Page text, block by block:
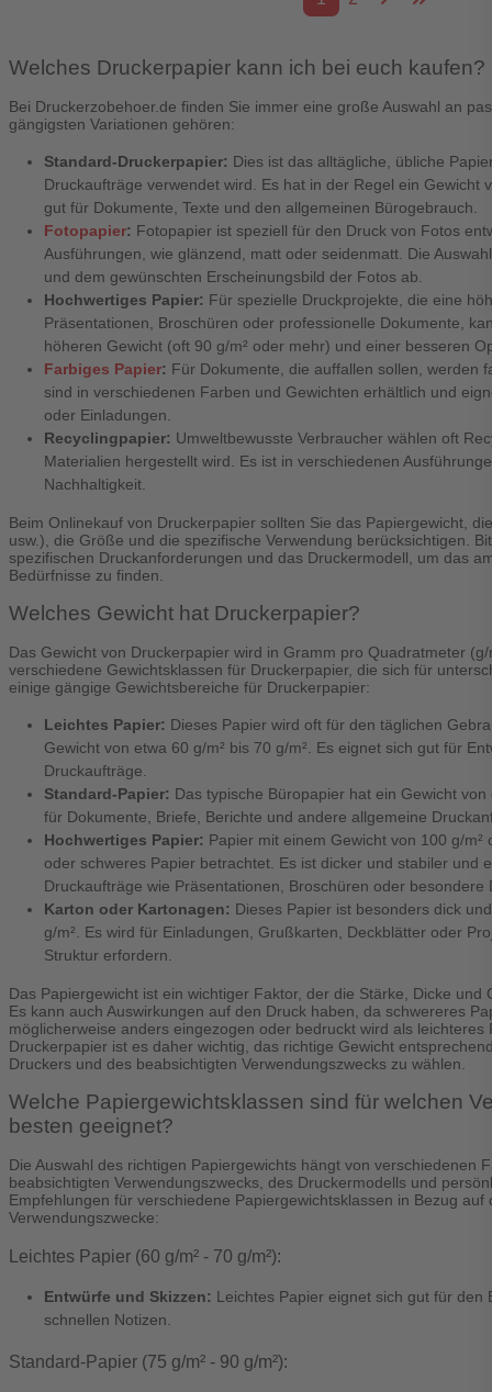
Welches Druckerpapier kann ich bei euch kaufen?
Bei Druckerzobehoer.de finden Sie immer eine große Auswahl an
gängigsten Variationen gehören:
Standard-Druckerpapier: Dies ist das alltägliche, übliche
Druckaufträge verwendet wird. Es hat in der Regel ein Gewicht
gut für Dokumente, Texte und den allgemeinen Bürogebrauch.
Fotopapier: Fotopapier ist speziell für den Druck von Fotos
Ausführungen, wie glänzend, matt oder seidenmatt. Die
und dem gewünschten Erscheinungsbild der Fotos ab.
Hochwertiges Papier: Für spezielle Druckprojekte, die eine
Präsentationen, Broschüren oder professionelle Dokumente,
höheren Gewicht (oft 90 g/m² oder mehr) und einer besseren
Farbiges Papier: Für Dokumente, die auffallen sollen, werden
sind in verschiedenen Farben und Gewichten erhältlich und
oder Einladungen.
Recyclingpapier: Umweltbewusste Verbraucher wählen oft
Materialien hergestellt wird. Es ist in verschiedenen
Nachhaltigkeit.
Beim Onlinekauf von Druckerpapier sollten Sie das Papiergewicht,
usw.), die Größe und die spezifische Verwendung berücksichtigen.
spezifischen Druckanforderungen und das Druckermodell, um das
Bedürfnisse zu finden.
Welches Gewicht hat Druckerpapier?
Das Gewicht von Druckerpapier wird in Gramm pro Quadratmeter
verschiedene Gewichtsklassen für Druckerpapier, die sich für
einige gängige Gewichtsbereiche für Druckerpapier:
Leichtes Papier: Dieses Papier wird oft für den täglichen
Gewicht von etwa 60 g/m² bis 70 g/m². Es eignet sich gut für
Druckaufträge.
Standard-Papier: Das typische Büropapier hat ein Gewicht
für Dokumente, Briefe, Berichte und andere allgemeine
Hochwertiges Papier: Papier mit einem Gewicht von 100 g/
oder schweres Papier betrachtet. Es ist dicker und stabiler und
Druckaufträge wie Präsentationen, Broschüren oder besondere
Karton oder Kartonagen: Dieses Papier ist besonders dick
g/m². Es wird für Einladungen, Grußkarten, Deckblätter oder
Struktur erfordern.
Das Papiergewicht ist ein wichtiger Faktor, der die Stärke, Dicke und
Es kann auch Auswirkungen auf den Druck haben, da schwereres
möglicherweise anders eingezogen oder bedruckt wird als leichteres
Druckerpapier ist es daher wichtig, das richtige Gewicht
Druckers und des beabsichtigten Verwendungszwecks zu wählen.
Welche Papiergewichtsklassen sind für welchen
besten geeignet?
Die Auswahl des richtigen Papiergewichts hängt von verschiedenen
beabsichtigten Verwendungszwecks, des Druckermodells und
Empfehlungen für verschiedene Papiergewichtsklassen in Bezug auf
Verwendungszwecke:
Leichtes Papier (60 g/m² - 70 g/m²):
Entwürfe und Skizzen: Leichtes Papier eignet sich gut für den
schnellen Notizen.
Standard-Papier (75 g/m² - 90 g/m²):